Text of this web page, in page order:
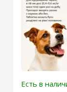
Есть в